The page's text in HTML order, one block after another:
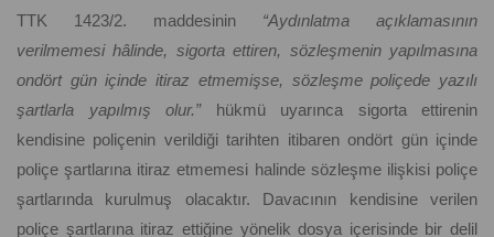
TTK 1423/2. maddesinin “Aydınlatma açıklamasının
verilmemesi hâlinde, sigorta ettiren, sözleşmenin yapılmasına
ondört gün içinde itiraz etmemişse, sözleşme poliçede yazılı
şartlarla yapılmış olur.”hükmü uyarınca sigorta ettirenin
kendisine poliçenin verildiği tarihten itibaren ondört gün içinde
poliçe şartlarına itiraz etmemesi halinde sözleşme ilişkisi poliçe
şartlarında kurulmuş olacaktır. Davacının kendisine verilen
poliçe şartlarına itiraz ettiğine yönelik dosya içerisinde bir delil